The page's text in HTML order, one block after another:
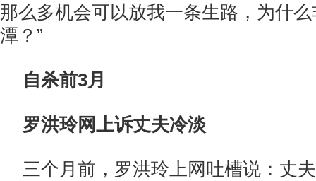
那么多机会可以放我一条生路，为什
潭？”
自杀前3月
罗洪玲网上诉丈夫冷淡
三个月前，罗洪玲上网吐槽说：丈